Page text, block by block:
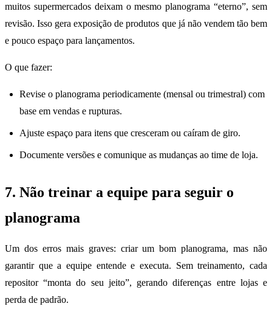
muitos supermercados deixam o mesmo planograma “eterno”, sem
revisão. Isso gera exposição de produtos que já não vendem tão bem
e pouco espaço para lançamentos.
O que fazer:
Revise o planograma periodicamente (mensal ou trimestral) com
base em vendas e rupturas.
Ajuste espaço para itens que cresceram ou caíram de giro.
Documente versões e comunique as mudanças ao time de loja.
7. Não treinar a equipe para seguir o
planograma
Um dos erros mais graves: criar um bom planograma, mas não
garantir que a equipe entende e executa. Sem treinamento, cada
repositor “monta do seu jeito”, gerando diferenças entre lojas e
perda de padrão.